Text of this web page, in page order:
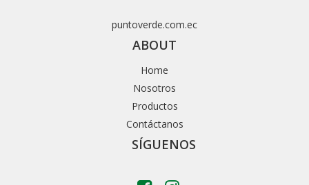
puntoverde.com.ec
ABOUT
Home
Nosotros
Productos
Contáctanos
SÍGUENOS